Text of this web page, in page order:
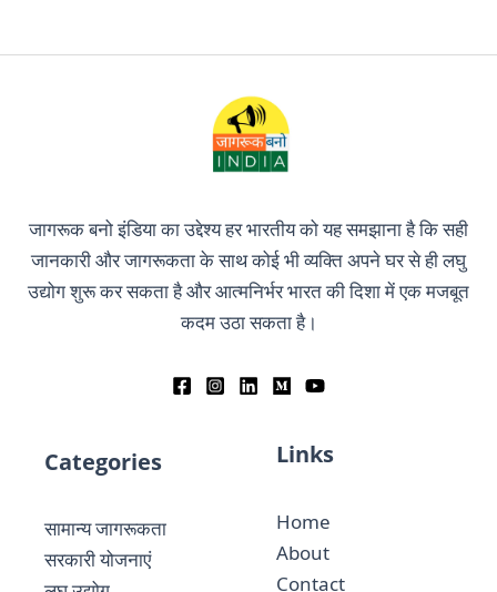
जागरूक बनो इंडिया का उद्देश्य हर भारतीय को यह समझाना है कि सही
जानकारी और जागरूकता के साथ कोई भी व्यक्ति अपने घर से ही लघु
उद्योग शुरू कर सकता है और आत्मनिर्भर भारत की दिशा में एक मजबूत
कदम उठा सकता है।
Categories
सामान्य जागरूकता
सरकारी योजनाएं
Links
Home
About
Contact